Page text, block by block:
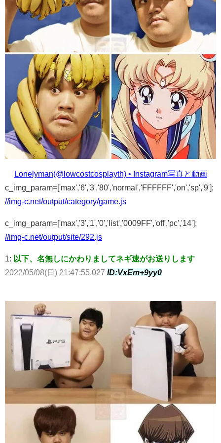
Lonelyman(@lowcostcosplayth) • Instagram写真と動画
c_img_param=['max','6','3','80','normal','FFFFFF','on','sp','9'];
//img-c.net/output/category/game.js
c_img_param=['max','3','1','0','list','0009FF','off','pc','14'];
//img-c.net/output/site/292.js
1: 以下、名無しにかわりましてネギ速がお送りします
2022/05/08(日) 21:47:55.027 ID:VxEm+9yy0